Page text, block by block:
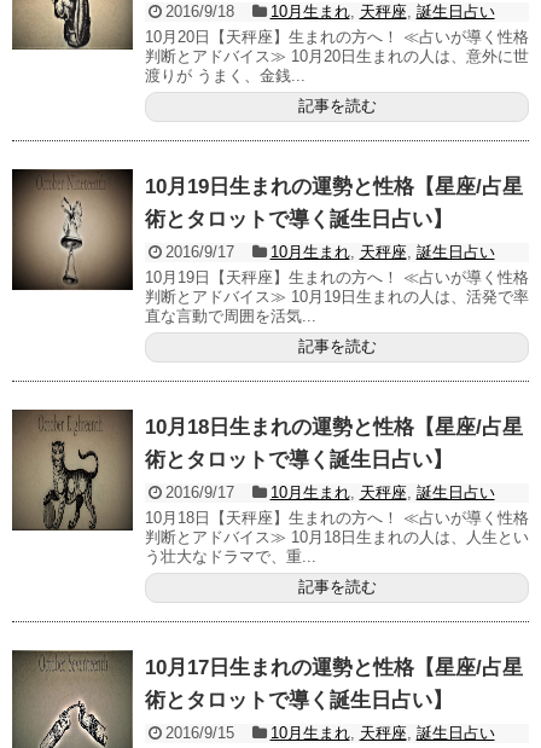
2016/9/18 10月生まれ, 天秤座, 誕生日占い
10月20日【天秤座】生まれの方へ！ ≪占いが導く性格
判断とアドバイス≫ 10月20日生まれの人は、意外に世
渡りが うまく、金銭...
記事を読む
10月19日生まれの運勢と性格【星座/占星
術とタロットで導く誕生日占い】
2016/9/17 10月生まれ, 天秤座, 誕生日占い
10月19日【天秤座】生まれの方へ！ ≪占いが導く性格
判断とアドバイス≫ 10月19日生まれの人は、活発で率
直な言動で周囲を活気...
記事を読む
10月18日生まれの運勢と性格【星座/占星
術とタロットで導く誕生日占い】
2016/9/17 10月生まれ, 天秤座, 誕生日占い
10月18日【天秤座】生まれの方へ！ ≪占いが導く性格
判断とアドバイス≫ 10月18日生まれの人は、人生とい
う壮大なドラマで、重...
記事を読む
10月17日生まれの運勢と性格【星座/占星
術とタロットで導く誕生日占い】
2016/9/15 10月生まれ, 天秤座, 誕生日占い